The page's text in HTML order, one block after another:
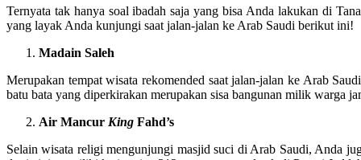
Ternyata tak hanya soal ibadah saja yang bisa Anda lakukan di
yang layak Anda kunjungi saat jalan-jalan ke Arab Saudi berikut ini!
Madain Saleh
Merupakan tempat wisata rekomended saat jalan-jalan ke Arab
batu bata yang diperkirakan merupakan sisa bangunan milik warga
Air Mancur King Fahd’s
Selain wisata religi mengunjungi masjid suci di Arab Saudi, Anda